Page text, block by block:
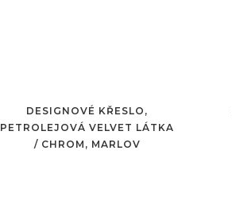
DESIGNOVÉ KŘESLO,
PETROLEJOVÁ VELVET LÁTKA
/ CHROM, MARLOV